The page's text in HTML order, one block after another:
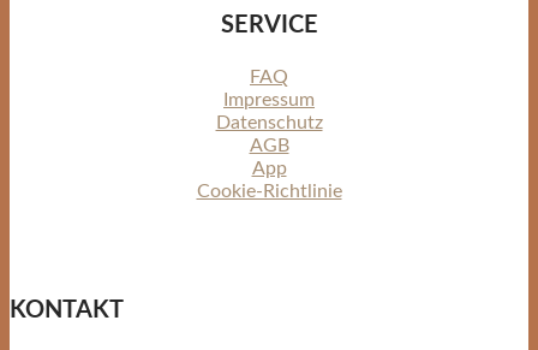
SERVICE
FAQ
Impressum
Datenschutz
AGB
App
Cookie-Richtlinie
KONTAKT